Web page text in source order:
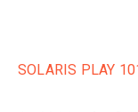
SOLARIS PLAY